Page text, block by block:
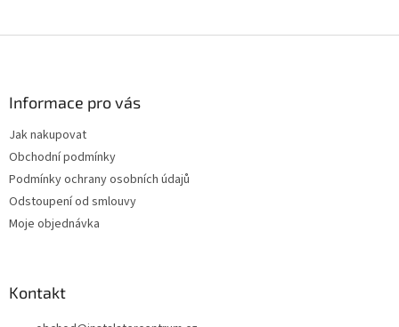
Informace pro vás
Jak nakupovat
Obchodní podmínky
Podmínky ochrany osobních údajů
Odstoupení od smlouvy
Moje objednávka
Kontakt